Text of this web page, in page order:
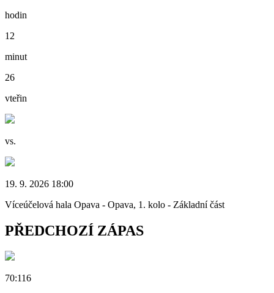
hodin
12
minut
25
vteřin
vs.
19. 9. 2026 18:00
Víceúčelová hala Opava - Opava, 1. kolo - Základní část
PŘEDCHOZÍ ZÁPAS
70:116